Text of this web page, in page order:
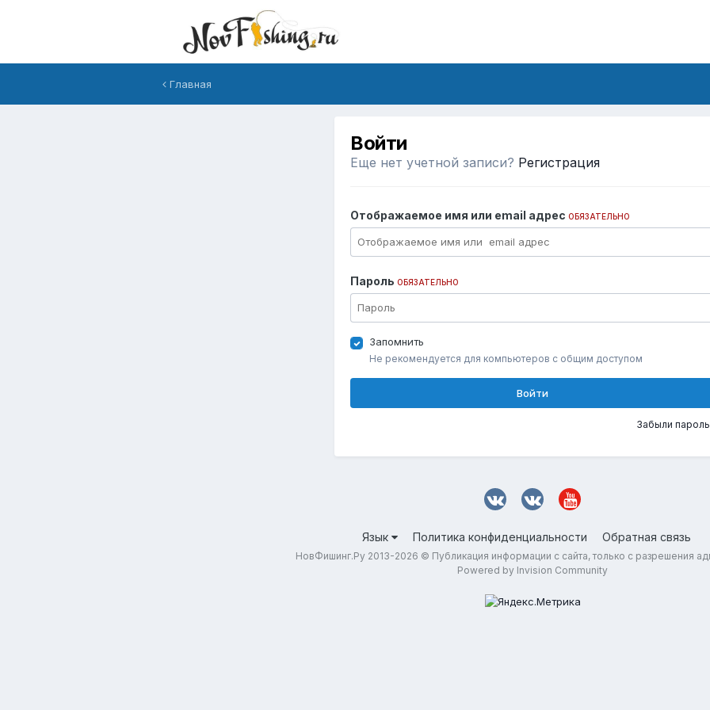
Главная
Войти
Еще нет учетной записи? Регистрация
Отображаемое имя или email адрес ОБЯЗАТЕЛЬНО
Пароль ОБЯЗАТЕЛЬНО
Запомнить
Не рекомендуется для компьютеров с общим доступом
Войти
Забыли
Язык Политика конфиденциальности Обратная связь
НовФишинг.Ру 2013-2026 © Публикация информации с сайта, только с разрешения
Powered by Invision Community